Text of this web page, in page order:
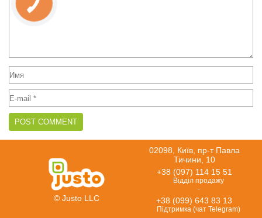
© Justo LLC
02098, Київ, пр-т Павла
Тичини, 10
+38 (097) 114 15 51
Відділ продажу
-
+38 (099) 643 83 13
Підтримка (чат Telegram)